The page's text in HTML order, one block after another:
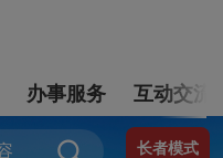
办事服务 互动交流
长者模式